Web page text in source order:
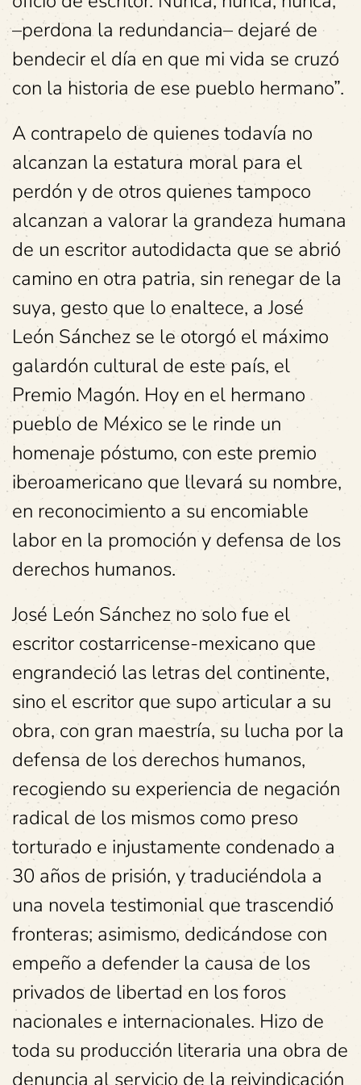
–perdona la redundancia– dejaré de
bendecir el día en que mi vida se cruzó
con la historia de ese pueblo hermano”.
A contrapelo de quienes todavía no
alcanzan la estatura moral para el
perdón y de otros quienes tampoco
alcanzan a valorar la grandeza humana
de un escritor autodidacta que se abrió
camino en otra patria, sin renegar de la
suya, gesto que lo enaltece, a José
León Sánchez se le otorgó el máximo
galardón cultural de este país, el
Premio Magón. Hoy en el hermano
pueblo de México se le rinde un
homenaje póstumo, con este premio
iberoamericano que llevará su nombre,
en reconocimiento a su encomiable
labor en la promoción y defensa de los
derechos humanos.
José León Sánchez no solo fue el
escritor costarricense-mexicano que
engrandeció las letras del continente,
sino el escritor que supo articular a su
obra, con gran maestría, su lucha por la
defensa de los derechos humanos,
recogiendo su experiencia de negación
radical de los mismos como preso
torturado e injustamente condenado a
30 años de prisión, y traduciéndola a
una novela testimonial que trascendió
fronteras; asimismo, dedicándose con
empeño a defender la causa de los
privados de libertad en los foros
nacionales e internacionales. Hizo de
toda su producción literaria una obra de
denuncia al servicio de la reivindicación